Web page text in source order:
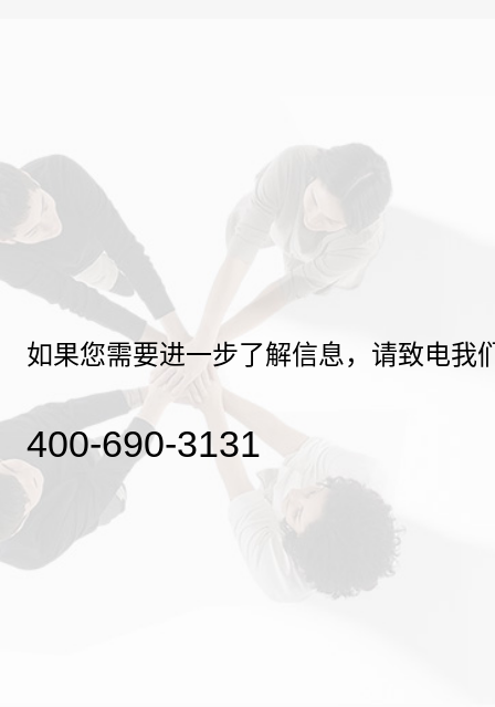
如果您需要进一步了解信息，请致电我
400-690-3131